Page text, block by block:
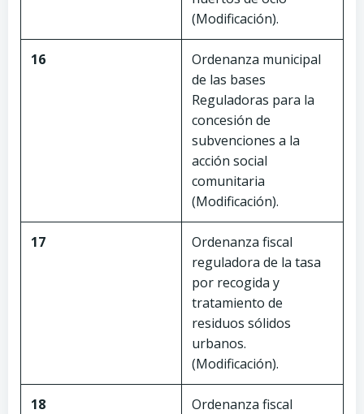
(Modificación).
16
Ordenanza municipal
de las bases
Reguladoras para la
concesión de
subvenciones a la
acción social
comunitaria
(Modificación).
17
Ordenanza fiscal
reguladora de la tasa
por recogida y
tratamiento de
residuos sólidos
urbanos.
(Modificación).
18
Ordenanza fiscal